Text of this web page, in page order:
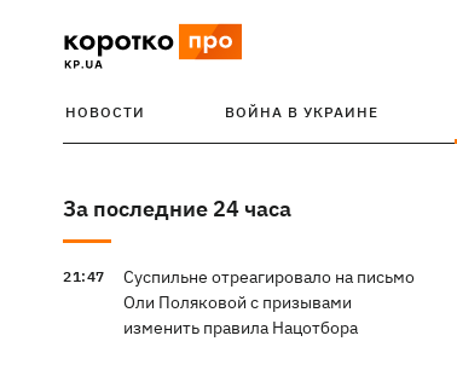
НОВОСТИ ВОЙНА В УКРАИНЕ
За последние 24 часа
21:47
Суспильне отреагировало на письмо
Оли Поляковой с призывами
изменить правила Нацотбора